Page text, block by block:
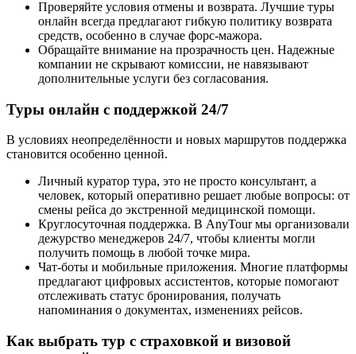
Проверяйте условия отмены и возврата. Лучшие туры
онлайн всегда предлагают гибкую политику возврата
средств, особенно в случае форс-мажора.
Обращайте внимание на прозрачность цен. Надежные
компании не скрывают комиссии, не навязывают
дополнительные услуги без согласования.
Туры онлайн с поддержкой 24/7
В условиях неопределённости и новых маршрутов поддержка
становится особенно ценной.
Личный куратор тура, это не просто консультант, а
человек, который оперативно решает любые вопросы: от
смены рейса до экстренной медицинской помощи.
Круглосуточная поддержка. В AnyTour мы организовали
дежурство менеджеров 24/7, чтобы клиенты могли
получить помощь в любой точке мира.
Чат-боты и мобильные приложения. Многие платформы
предлагают цифровых ассистентов, которые помогают
отслеживать статус бронирования, получать
напоминания о документах, изменениях рейсов.
Как выбрать тур с страховкой и визовой